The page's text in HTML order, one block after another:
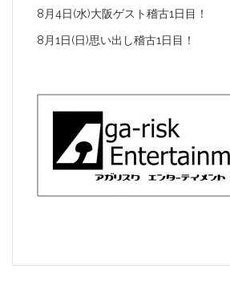
8月4日(水)大阪ゲスト稽古1日目！
8月1日(日)思い出し稽古1日目！